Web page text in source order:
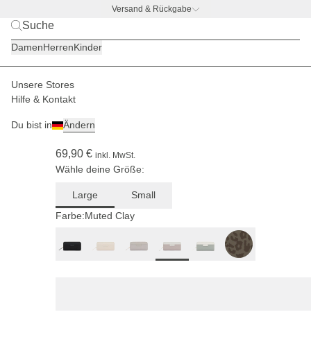
Versand & Rückgabe
DamenHerrenKinder
Unsere Stores
Hilfe & Kontakt
Du bist in Ändern
Damen Accessoires
69,90 € inkl. MwSt.
Wähle deine Größe:
Large
Small
Farbe:Muted Clay